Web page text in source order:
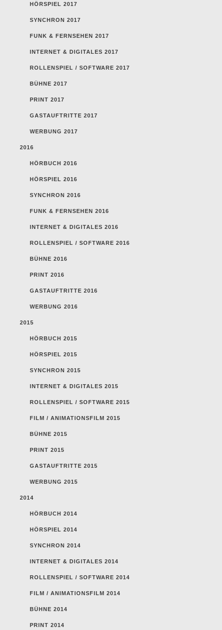
HÖRSPIEL 2017
SYNCHRON 2017
FUNK & FERNSEHEN 2017
INTERNET & DIGITALES 2017
ROLLENSPIEL / SOFTWARE 2017
BÜHNE 2017
PRINT 2017
GASTAUFTRITTE 2017
WERBUNG 2017
2016
HÖRBUCH 2016
HÖRSPIEL 2016
SYNCHRON 2016
FUNK & FERNSEHEN 2016
INTERNET & DIGITALES 2016
ROLLENSPIEL / SOFTWARE 2016
BÜHNE 2016
PRINT 2016
GASTAUFTRITTE 2016
WERBUNG 2016
2015
HÖRBUCH 2015
HÖRSPIEL 2015
SYNCHRON 2015
INTERNET & DIGITALES 2015
ROLLENSPIEL / SOFTWARE 2015
FILM / ANIMATIONSFILM 2015
BÜHNE 2015
PRINT 2015
GASTAUFTRITTE 2015
WERBUNG 2015
2014
HÖRBUCH 2014
HÖRSPIEL 2014
SYNCHRON 2014
INTERNET & DIGITALES 2014
ROLLENSPIEL / SOFTWARE 2014
FILM / ANIMATIONSFILM 2014
BÜHNE 2014
PRINT 2014